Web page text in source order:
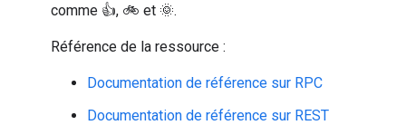
comme 👍, 🚲 et 🌞.
Référence de la ressource :
Documentation de référence sur RPC
Documentation de référence sur REST